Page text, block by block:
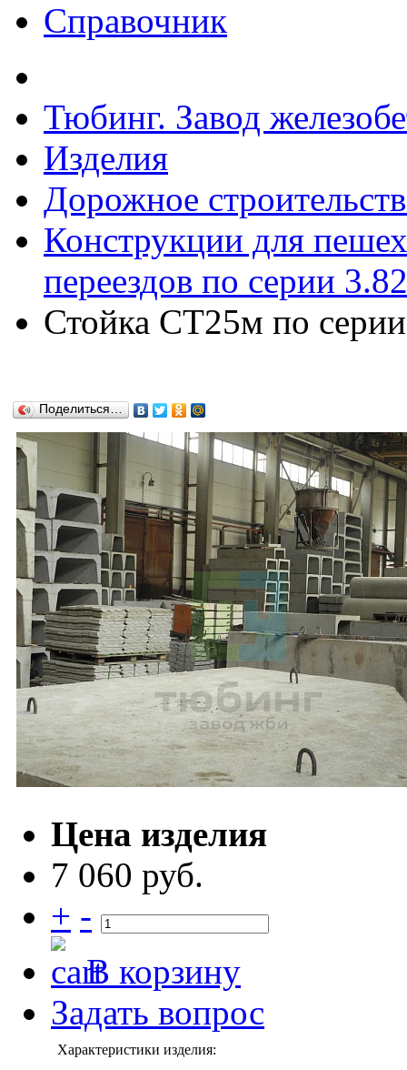
Справочник
Тюбинг. Завод
Изделия
Дорожное
Конструкции для
переездов по серии
Стойка СТ25м по
Поделиться…
Цена изделия
7 060 руб.
+ -
В корзину
Задать вопрос
Характеристики изделия: